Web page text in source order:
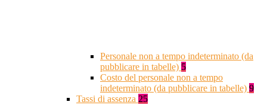
Personale non a tempo indeterminato (da
pubblicare in tabelle) 5
Costo del personale non a tempo
indeterminato (da pubblicare in tabelle) 9
Tassi di assenza 25